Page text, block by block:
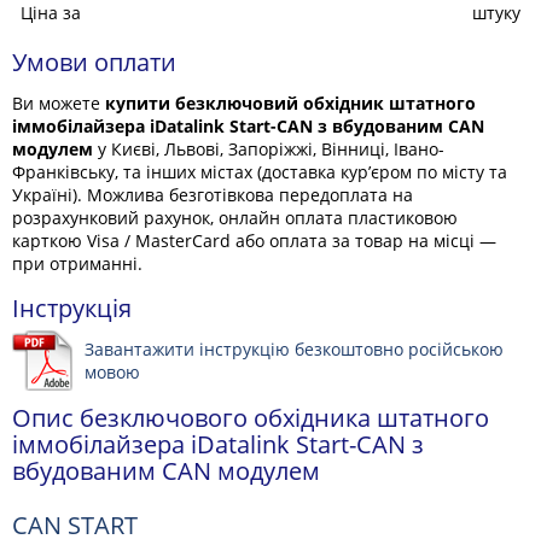
Ціна за
штуку
Умови оплати
Ви можете купити безключовий обхідник штатного
іммобілайзера iDatalink Start-CAN з вбудованим CAN
модулем у Києві, Львові, Запоріжжі, Вінниці, Івано-
Франківську, та інших містах (доставка кур’єром по місту та
Україні). Можлива безготівкова передоплата на
розрахунковий рахунок, онлайн оплата пластиковою
карткою Visa / MasterCard або оплата за товар на місці —
при отриманні.
Інструкція
Завантажити інструкцію безкоштовно російською
мовою
Опис безключового обхідника штатного
іммобілайзера iDatalink Start-CAN з
вбудованим CAN модулем
CAN START